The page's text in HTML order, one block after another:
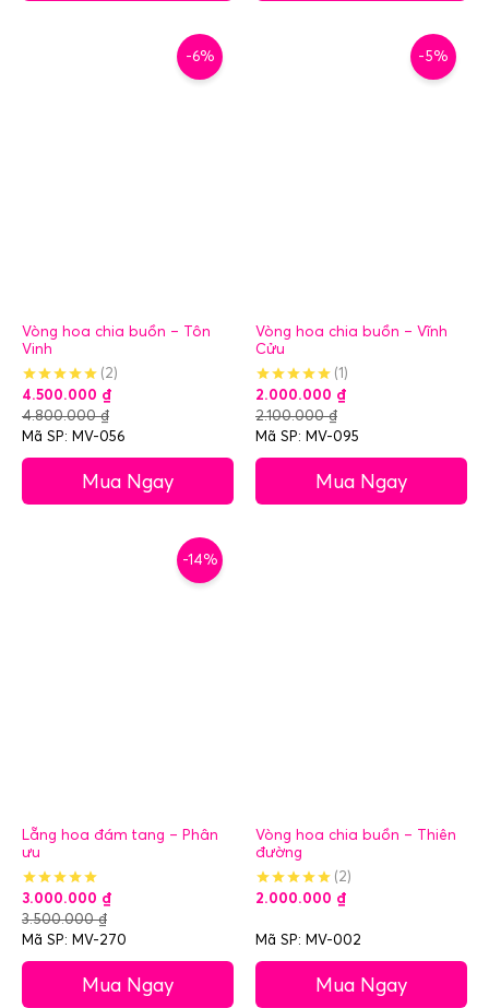
-6%
Vòng hoa chia buồn – Tôn
Vinh
(2)
4.500.000 ₫
4.800.000₫
Mã SP: MV-056
Mua Ngay
-5%
Vòng hoa chia buồn – Vĩnh
Cửu
(1)
2.000.000 ₫
2.100.000₫
Mã SP: MV-095
Mua Ngay
-14%
Lẵng hoa đám tang – Phân
ưu
3.000.000 ₫
3.500.000₫
Mã SP: MV-270
Mua Ngay
Vòng hoa chia buồn – Thiên
đường
(2)
2.000.000 ₫
Mã SP: MV-002
Mua Ngay